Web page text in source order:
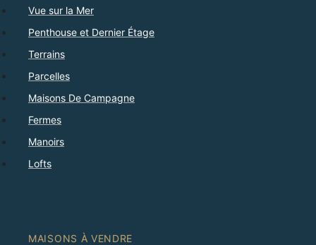
Vue sur la Mer
Penthouse et Dernier Étage
Terrains
Parcelles
Maisons De Campagne
Fermes
Manoirs
Lofts
MAISONS À VENDRE